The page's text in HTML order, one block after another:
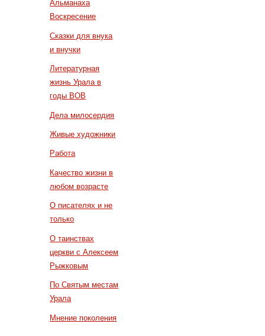
Альманаха
Воскресение
Сказки для внука
и внучки
Литературная
жизнь Урала в
годы ВОВ
Дела милосердия
Живые художники
Работа
Качество жизни в
любом возрасте
О писателях и не
только
О таинствах
церкви с Алексеем
Рыжковым
По Святым местам
Урала
Мнение поколения